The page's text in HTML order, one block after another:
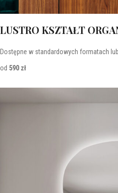
LUSTRO KSZTAŁT
Dostępne w standardowych formatach
od 590 zł